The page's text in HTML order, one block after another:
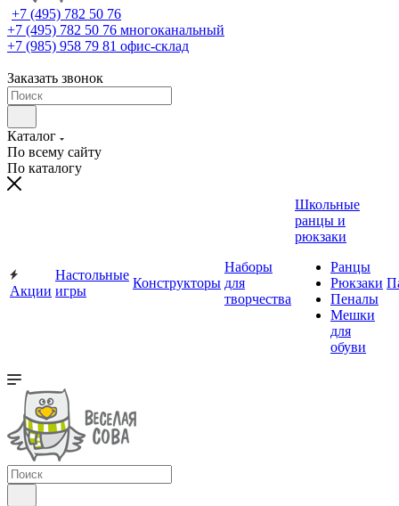
+7 (495) 782 50 76
+7 (495) 782 50 76 многоканальный
+7 (985) 958 79 81 офис-склад
Заказать звонок
Каталог
По всему сайту
По каталогу
Акции
Настольные
игры
Конструкторы
Наборы
для
творчества
Школьные
ранцы и
рюкзаки
Ранцы
Рюкзаки
Пеналы
Мешки
для
обуви